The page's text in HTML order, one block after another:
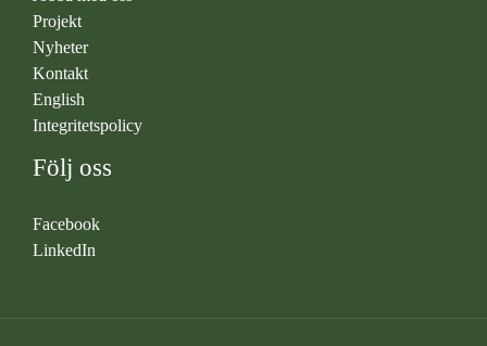
Projekt
Nyheter
Kontakt
English
Integritetspolicy
Följ oss
Facebook
LinkedIn